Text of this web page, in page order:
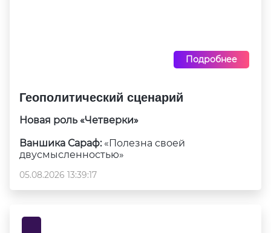
Подробнее
Геополитический сценарий
Новая роль «Четверки»
Ваншика Сараф:«Полезна своей
двусмысленностью»
05.08.2026 13:39:17